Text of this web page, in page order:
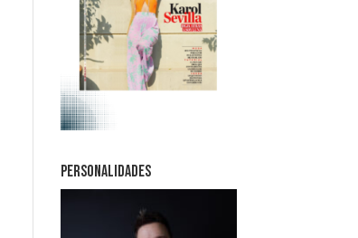
PERSONALIDADES